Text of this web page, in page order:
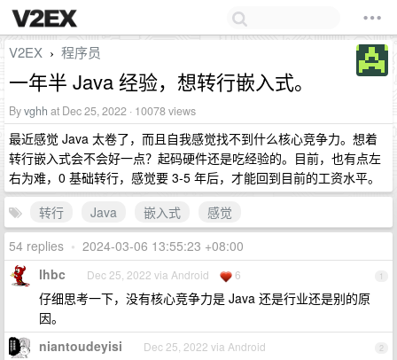
V2EX › 程序员
一年半 Java 经验，想转行嵌入式。
Byvghh at Dec 25, 2022 · 10078 views
最近感觉 Java 太卷了，而且自我感觉找不到什么核心竞争力。想着
转行嵌入式会不会好一点？起码硬件还是吃经验的。目前，也有点左
右为难，0 基础转行，感觉要 3-5 年后，才能回到目前的工资水平。
转行
Java 嵌入式
感觉
54 replies • 2024-03-06 13:55:23 +08:00
1
lhbc Dec 25, 2022 via Android 6
仔细思考一下，没有核心竞争力是 Java 还是行业还是别的原
因。
2
niantoudeyisi Dec 25, 2022 via Android